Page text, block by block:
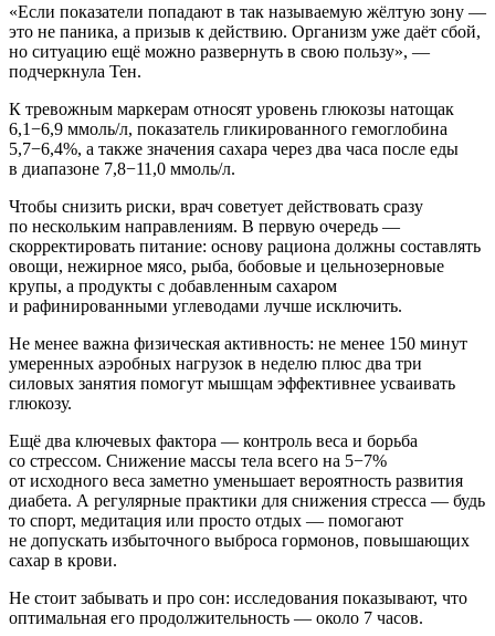
«Если показатели попадают в так называемую жёлтую зону —
это не паника, а призыв к действию. Организм уже даёт сбой,
но ситуацию ещё можно развернуть в свою пользу», —
подчеркнула Тен.
К тревожным маркерам относят уровень глюкозы натощак
6,1−6,9 ммоль/л, показатель гликированного гемоглобина
5,7−6,4%, а также значения сахара через два часа после еды
в диапазоне 7,8−11,0 ммоль/л.
Чтобы снизить риски, врач советует действовать сразу
по нескольким направлениям. В первую очередь —
скорректировать питание: основу рациона должны составлять
овощи, нежирное мясо, рыба, бобовые и цельнозерновые
крупы, а продукты с добавленным сахаром
и рафинированными углеводами лучше исключить.
Не менее важна физическая активность: не менее 150 минут
умеренных аэробных нагрузок в неделю плюс два три
силовых занятия помогут мышцам эффективнее усваивать
глюкозу.
Ещё два ключевых фактора — контроль веса и борьба
со стрессом. Снижение массы тела всего на 5−7%
от исходного веса заметно уменьшает вероятность развития
диабета. А регулярные практики для снижения стресса — будь
то спорт, медитация или просто отдых — помогают
не допускать избыточного выброса гормонов, повышающих
сахар в крови.
Не стоит забывать и про сон: исследования показывают, что
оптимальная его продолжительность — около 7 часов.